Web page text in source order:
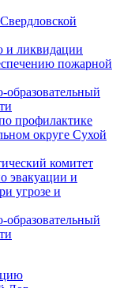
и ликвидации
пожарной
профилактике
округе Сухой
комитет
эвакуации и
угрозе и